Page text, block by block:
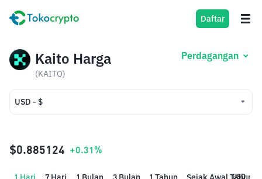
Daftar
Kaito Harga
(KAITO)
Perdagangan
USD - $
IDR - Rp
$0.885124 +0.31%
USD